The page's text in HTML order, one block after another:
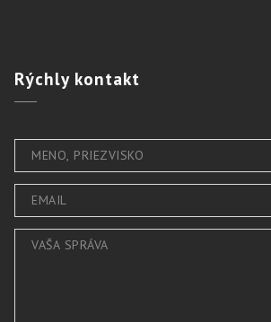
Rýchlykontakt